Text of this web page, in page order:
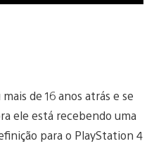
de 16 anos atrás e se
ele está recebendo uma
para o PlayStation 4